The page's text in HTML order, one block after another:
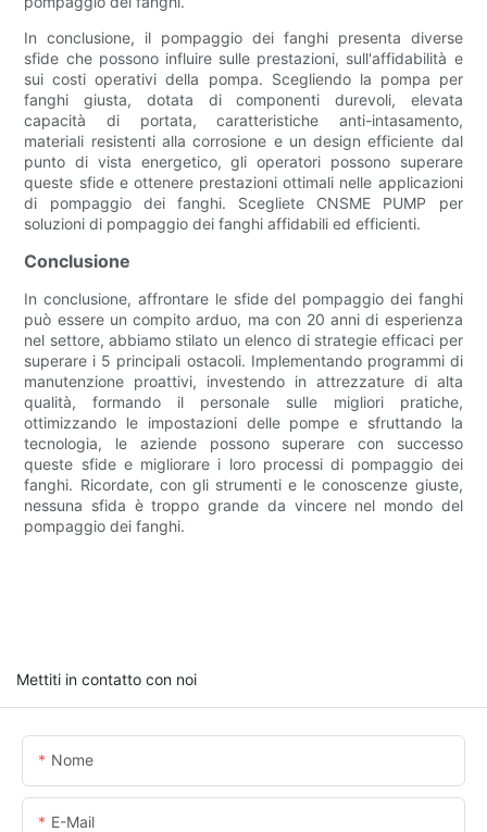
In conclusione, il pompaggio dei fanghi presenta diverse
sfide che possono influire sulle prestazioni, sull'affidabilità e
sui costi operativi della pompa. Scegliendo la pompa per
fanghi giusta, dotata di componenti durevoli, elevata
capacità di portata, caratteristiche anti-intasamento,
materiali resistenti alla corrosione e un design efficiente dal
punto di vista energetico, gli operatori possono superare
queste sfide e ottenere prestazioni ottimali nelle applicazioni
di pompaggio dei fanghi. Scegliete CNSME PUMP per
soluzioni di pompaggio dei fanghi affidabili ed efficienti.
Conclusione
In conclusione, affrontare le sfide del pompaggio dei fanghi
può essere un compito arduo, ma con 20 anni di esperienza
nel settore, abbiamo stilato un elenco di strategie efficaci per
superare i 5 principali ostacoli. Implementando programmi di
manutenzione proattivi, investendo in attrezzature di alta
qualità, formando il personale sulle migliori pratiche,
ottimizzando le impostazioni delle pompe e sfruttando la
tecnologia, le aziende possono superare con successo
queste sfide e migliorare i loro processi di pompaggio dei
fanghi. Ricordate, con gli strumenti e le conoscenze giuste,
nessuna sfida è troppo grande da vincere nel mondo del
pompaggio dei fanghi.
Mettiti in contatto con noi
Nome
E-Mail